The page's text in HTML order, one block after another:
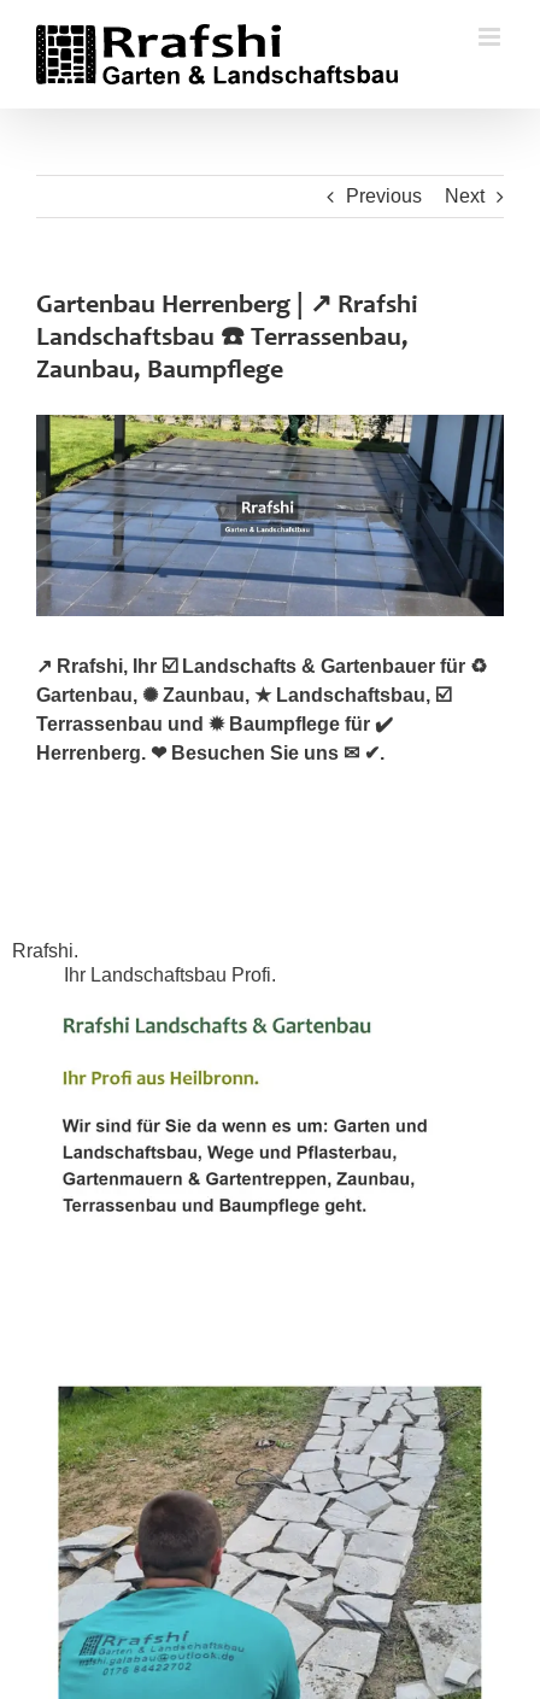
content
Previous Next
Gartenbau Herrenberg | ↗️ Rrafshi
Landschaftsbau ☎️ Terrassenbau,
Zaunbau, Baumpflege
↗️ Rrafshi, Ihr ☑️ Landschafts & Gartenbauer für ♻
Gartenbau, ✺ Zaunbau, ★ Landschaftsbau, ☑️
Terrassenbau und ✹ Baumpflege für ✔️
Herrenberg. ❤ Besuchen Sie uns ✉ ✔.
Rrafshi.
Ihr Landschaftsbau Profi.